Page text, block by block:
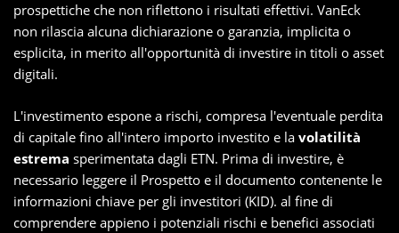
prospettiche che non riflettono i risultati effettivi. VanEck
non rilascia alcuna dichiarazione o garanzia, implicita o
esplicita, in merito all'opportunità di investire in titoli o asset
digitali.
L'investimento espone a rischi, compresa l'eventuale perdita
di capitale fino all'intero importo investito e la volatilità
estrema sperimentata dagli ETN. Prima di investire, è
necessario leggere il Prospetto e il documento contenente le
informazioni chiave per gli investitori (KID). al fine di
comprendere appieno i potenziali rischi e benefici associati